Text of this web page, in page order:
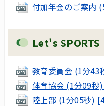
付加年金のご案内
Let's SPORTS
教育委員会 (1分43
体育協会 (1分09秒
陸上部 (1分05秒)